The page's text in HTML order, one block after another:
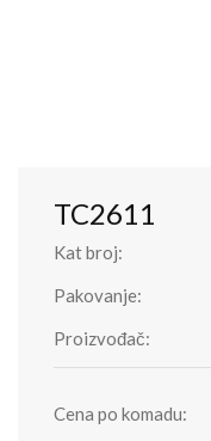
TC2611
Kat broj:
Pakovanje:
Proizvođač:
Cena po komadu: